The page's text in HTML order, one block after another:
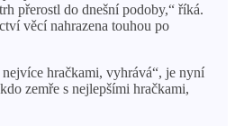
přerostl do dnešní podoby,“ říká.
věcí nahrazena touhou po
hračkami, vyhrává“, je nyní
zemře s nejlepšími hračkami,